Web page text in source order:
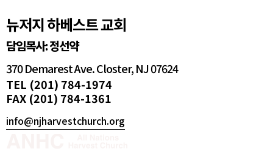
뉴저지 하베스트 교회
담임목사: 정선약
370 Demarest Ave. Closter, NJ 07624
TEL (201) 784-1974
FAX (201) 784-1361
info@njharvestchurch.org